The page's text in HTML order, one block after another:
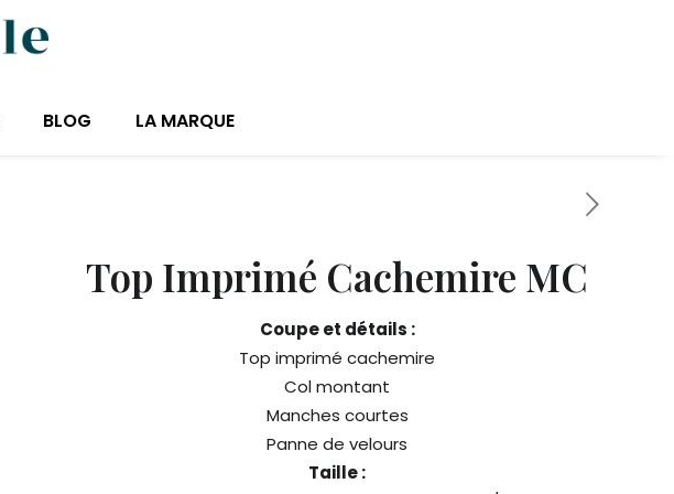
BLOG LA MARQUE
Top Imprimé Cachemire MC
Coupe et détails :
Top imprimé cachemire
Col montant
Manches courtes
Panne de velours
Taille :